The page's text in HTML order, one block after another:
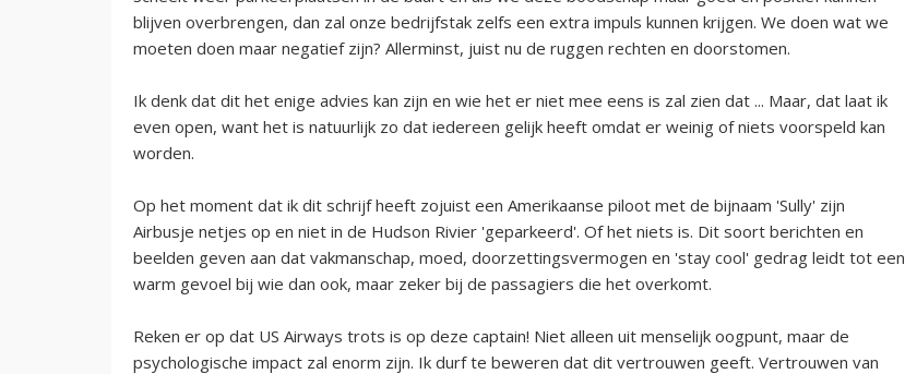
blijven overbrengen, dan zal onze bedrijfstak zelfs een extra impuls kunnen krijgen. We doen wat we
moeten doen maar negatief zijn? Allerminst, juist nu de ruggen rechten en doorstomen.
Ik denk dat dit het enige advies kan zijn en wie het er niet mee eens is zal zien dat ... Maar, dat laat ik
even open, want het is natuurlijk zo dat iedereen gelijk heeft omdat er weinig of niets voorspeld kan
worden.
Op het moment dat ik dit schrijf heeft zojuist een Amerikaanse piloot met de bijnaam 'Sully' zijn
Airbusje netjes op en niet in de Hudson Rivier 'geparkeerd'. Of het niets is. Dit soort berichten en
beelden geven aan dat vakmanschap, moed, doorzettingsvermogen en 'stay cool' gedrag leidt tot een
warm gevoel bij wie dan ook, maar zeker bij de passagiers die het overkomt.
Reken er op dat US Airways trots is op deze captain! Niet alleen uit menselijk oogpunt, maar de
psychologische impact zal enorm zijn. Ik durf te beweren dat dit vertrouwen geeft. Vertrouwen van